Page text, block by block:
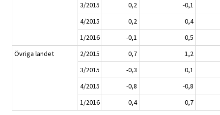
3/2015
0,2
-0,1
4/2015
0,2
0,4
1/2016
-0,1
0,5
Övriga landet
2/2015 0,7
1,2
3/2015
-0,3
0,1
4/2015
-0,8
-0,8
1/2016
0,4 0,7